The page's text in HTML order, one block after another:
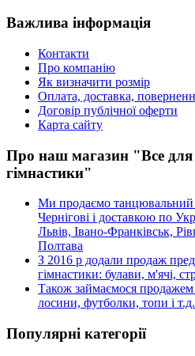
Важлива інформація
Контакти
Про компанію
Як визначити розмір
Оплата, доставка,
Договір публічної оферти
Карта сайту
Про наш магазин "Все для
гімнастики"
Ми продаємо танцювальний
Чернігові і доставкою по
Львів, Івано-Франківськ,
Полтава
З 2016 р додали продаж
гімнастики: булави, м'ячі,
Також займаємося продажем
лосини, футболки, топи і т.д.
Популярні категорії